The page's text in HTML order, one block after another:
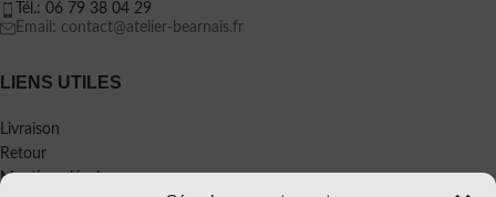
Tél.: 06 79 38 04 29
Email: contact@atelier-bearnais.fr
LIENS UTILES
Livraison
Retour
Mentions légales